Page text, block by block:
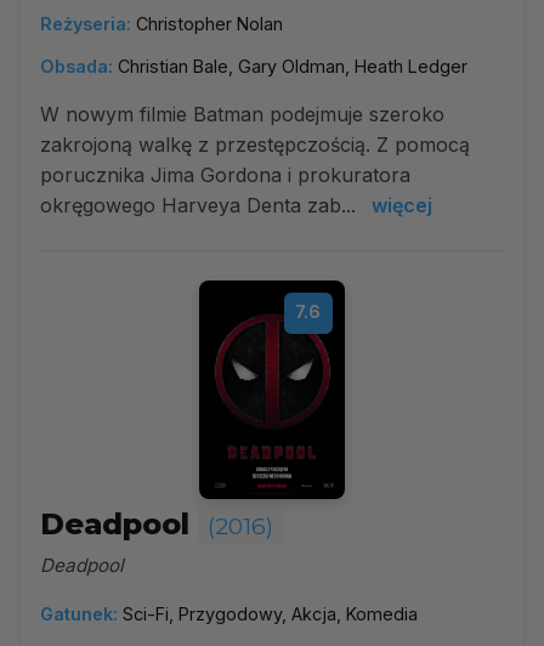
Reżyseria: Christopher Nolan
Obsada: Christian Bale, Gary Oldman, Heath Ledger
W nowym filmie Batman podejmuje szeroko
zakrojoną walkę z przestępczością. Z pomocą
porucznika Jima Gordona i prokuratora
okręgowego Harveya Denta zab...
więcej
7.6
Deadpool (2016)
Deadpool
Gatunek: Sci-Fi, Przygodowy, Akcja, Komedia